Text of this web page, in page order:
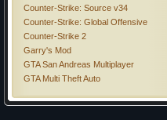
Counter-Strike: Source v34
Counter-Strike: Global Offensive
Counter-Strike 2
Garry's Mod
GTA San Andreas Multiplayer
GTA Multi Theft Auto